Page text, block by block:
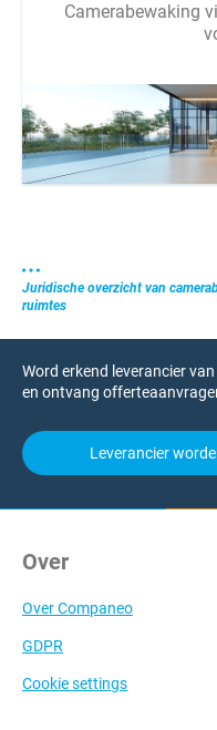
Camerabewaking
Juridische overzicht van
ruimtes
Word erkend leverancier
en ontvang
Leverancier
Over
Over Companeo
GDPR
Cookie settings